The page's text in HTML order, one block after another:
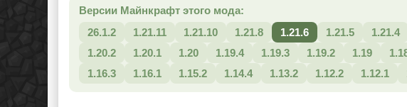
Версии Майнкрафт этого мода:
26.1.2
1.21.11 1.21.10 1.21.8 1.21.6 1.21.5 1.21.4
1.20.2
1.20.1 1.20 1.19.4 1.19.3 1.19.2 1.19
1.16.3
1.16.1 1.15.2 1.14.4 1.13.2 1.12.2 1.12.1